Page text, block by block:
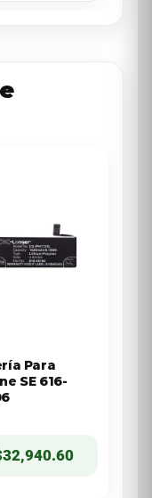
Para
SE 616-
32,940.60